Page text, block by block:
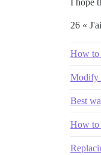
26 «
How to
Modify
Best
How to